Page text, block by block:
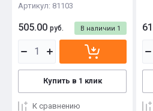
Артикул: 81103
В наличии 1
505.00 руб.
Купить в 1 клик
К сравнению